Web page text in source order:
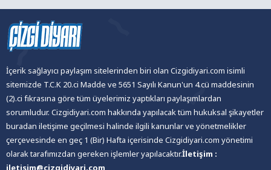
İçerik sağlayıcı paylaşım sitelerinden biri olan Cizgidiyari.com isimli
sitemizde T.C.K 20.ci Madde ve 5651 Sayılı Kanun'un 4.cü maddesinin
(2).ci fıkrasına göre tüm üyelerimiz yaptıkları paylaşımlardan
sorumludur. Cizgidiyari.com hakkında yapılacak tüm hukuksal şikayetler
buradan iletişime geçilmesi halinde ilgili kanunlar ve yönetmelikler
çerçevesinde en geç 1 (Bir) Hafta içerisinde Cizgidiyari.com yönetimi
olarak tarafımızdan gereken işlemler yapılacaktır.İletişim :
iletisim@cizgidiyari.com